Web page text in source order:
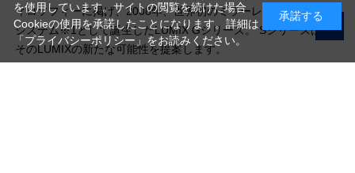
ィロソフィーに掲げ、2008年、世界初のミラーレス一眼カメラ
システム※1として誕生したLUMIX Gシリーズ。 Sシリーズは、
そのLUMIXの新たな可能性を提案します。
を使用しています。サイトの閲覧を続けた場合
Cookieの使用を承諾したことになります。詳細は
「プライバシーポリシー」 をお読みください。
承諾する